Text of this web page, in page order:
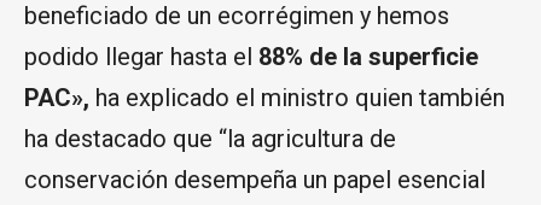
beneficiado de un ecorrégimen y hemos
podido llegar hasta el 88% de la superficie
PAC», ha explicado el ministro quien también
ha destacado que “la agricultura de
conservación desempeña un papel esencial